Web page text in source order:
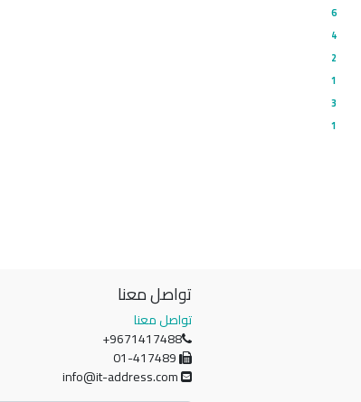
6
4
2
1
3
1
تواصل معنا
تواصل معنا
+9671417488
info@it-address.com